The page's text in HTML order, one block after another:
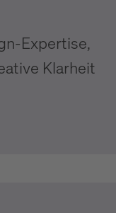
Expertise,
Klarheit